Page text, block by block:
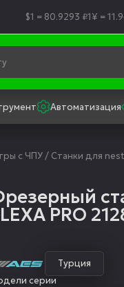
$1 = 80.9293 ₽1¥ =
Автоматизация
с ЧПУ/ Станки для
PRO
Турция
серии